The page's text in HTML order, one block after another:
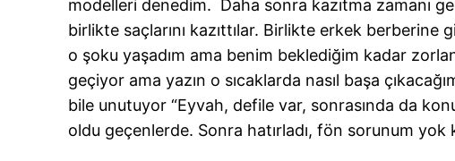
modelleri denedim. Daha sonra kazıtma zamanı
birlikte saçlarını kazıttılar. Birlikte erkek
o şoku yaşadım ama benim beklediğim kadar
geçiyor ama yazın o sıcaklarda nasıl başa
bile unutuyor “Eyvah, defile var, sonrasında da
oldu geçenlerde. Sonra hatırladı, fön sorunum yok